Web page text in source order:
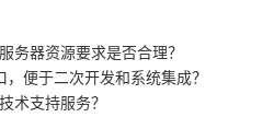
务器资源要求是否合理？
便于二次开发和系统集成？
术支持服务？